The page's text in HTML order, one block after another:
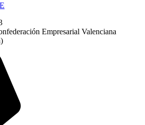
Empresarial Valenciana